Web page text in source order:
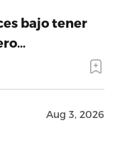
bajo tener
Aug 3, 2026